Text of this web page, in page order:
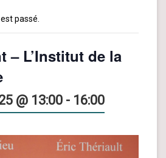
passé.
– L’Institut de la
@ 13:00 - 16:00